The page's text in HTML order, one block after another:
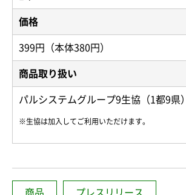
価格
399円（本体380円）
商品取り扱い
パルシステムグループ9生協（1都9県）
※生協は加入してご利用いただけます。
商品 プレスリリース